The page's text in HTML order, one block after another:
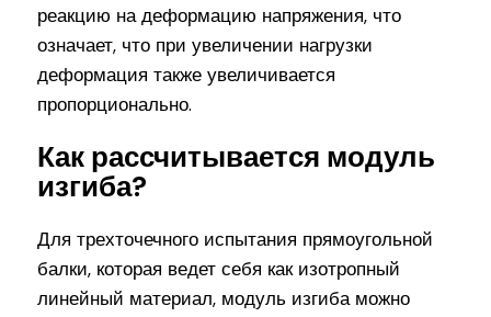
реакцию на деформацию напряжения, что
означает, что при увеличении нагрузки
деформация также увеличивается
пропорционально.
Как рассчитывается модуль
изгиба?
Для трехточечного испытания прямоугольной
балки, которая ведет себя как изотропный
линейный материал, модуль изгиба можно